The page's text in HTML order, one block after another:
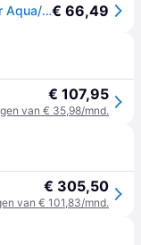
Sneakers adidas Campus 00s W Wonder Aqua/ Core White/ Gum EUR 38 2/3€ 66,49
€ 107,95
van € 35,98/mnd.
€ 305,50
van € 101,83/mnd.